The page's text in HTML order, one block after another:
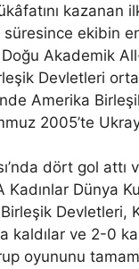
kazanan
süresince ekibin
Akademik
Devletleri
Amerika
2005’te
dört gol attı
Dünya
Devletleri,
kaldılar ve 2-0
oyununu